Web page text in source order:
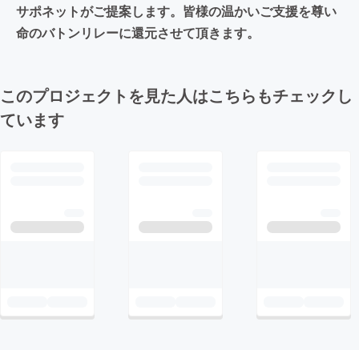
サポネットがご提案します。皆様の温かいご支援を尊い
命のバトンリレーに還元させて頂きます。
このプロジェクトを見た人はこちらもチェックし
ています